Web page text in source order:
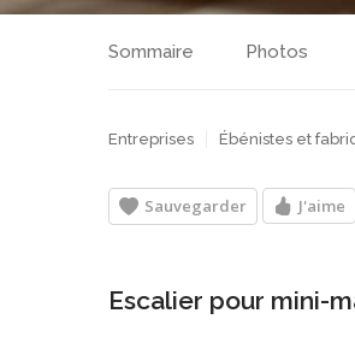
Sommaire Photos
Entreprises Ébénistes et
Sauvegarder J'aime
Escalier pour mini-